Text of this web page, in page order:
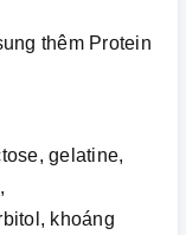
thêm Protein
gelatine,
khoáng